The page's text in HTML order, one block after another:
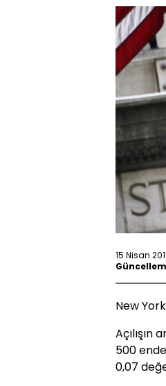
15 Nisan
New
Açılışın
500
0,07